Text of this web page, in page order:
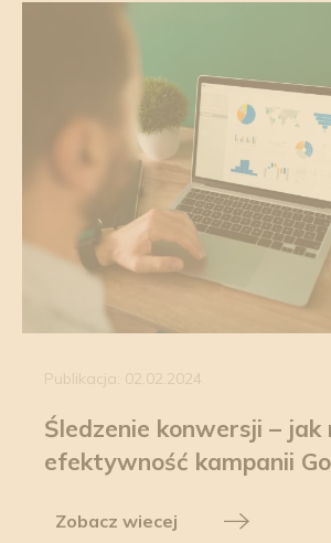
Publikacja: 02.02.2024
Śledzenie konwersji – jak
efektywność kampanii
Zobacz wiecej